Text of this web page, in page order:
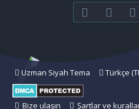
Facebook
Uzman Siyah Tema Türkçe
Bize ulaşın Şartlar ve